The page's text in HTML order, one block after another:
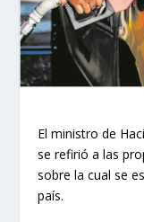
El ministro de
se refirió a las
sobre la cual se
país.